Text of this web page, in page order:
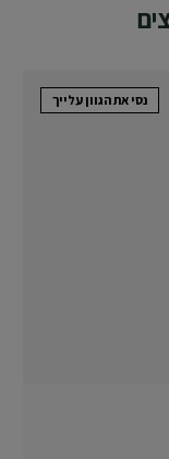
נסי את הגוון עלייך